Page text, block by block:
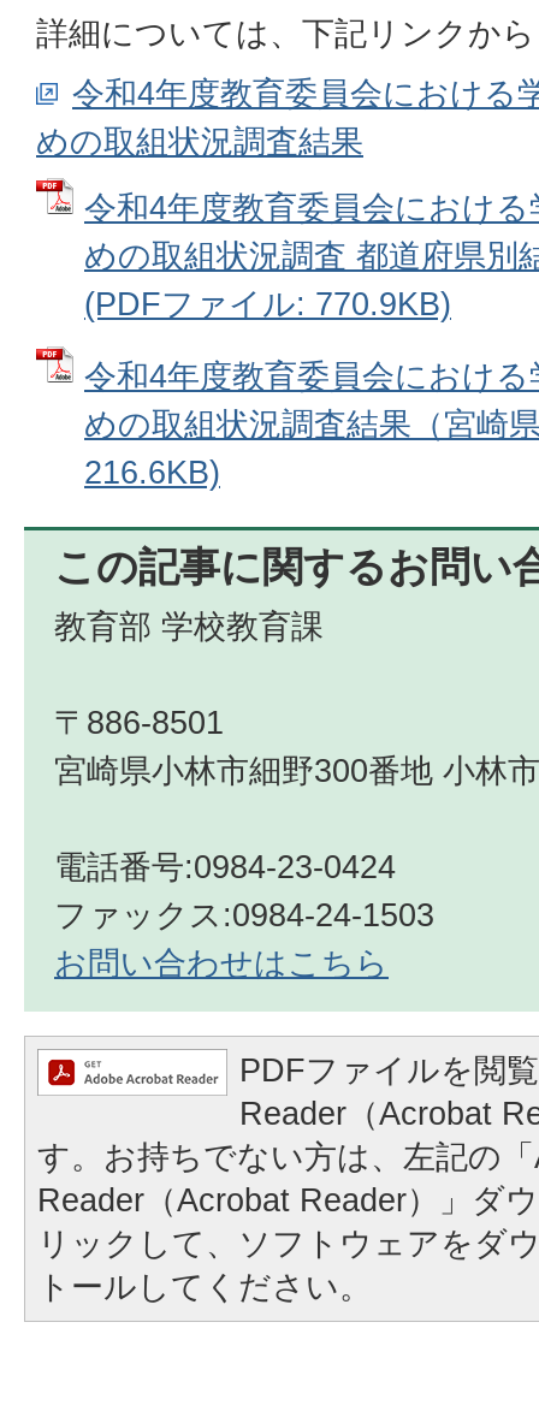
詳細については、下記リンクか
令和4年度教育委員会における
めの取組状況調査結果
令和4年度教育委員会におけ
めの取組状況調査 都道府県別
(PDFファイル: 770.9KB)
令和4年度教育委員会におけ
めの取組状況調査結果（宮崎
216.6KB)
この記事に関するお問い
教育部 学校教育課
〒886-8501
宮崎県小林市細野300番地 小林
電話番号:0984-23-0424
ファックス:0984-24-1503
お問い合わせはこちら
PDFファイルを閲
Reader（Acrobat
す。お持ちでない方は、左記の
Reader（Acrobat Reader）」ダ
リックして、ソフトウェアをダ
トールしてください。